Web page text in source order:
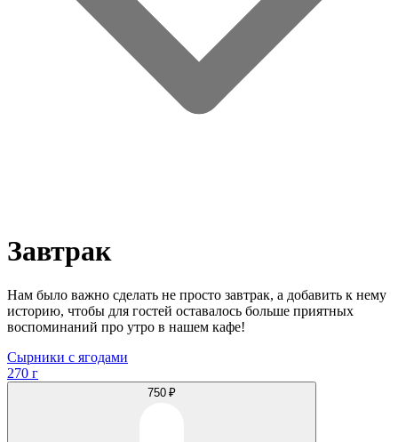
Завтрак
Нам было важно сделать не просто завтрак, а добавить к нему
историю, чтобы для гостей оставалось больше приятных
воспоминаний про утро в нашем кафе!
Сырники с ягодами
270 г
750 ₽